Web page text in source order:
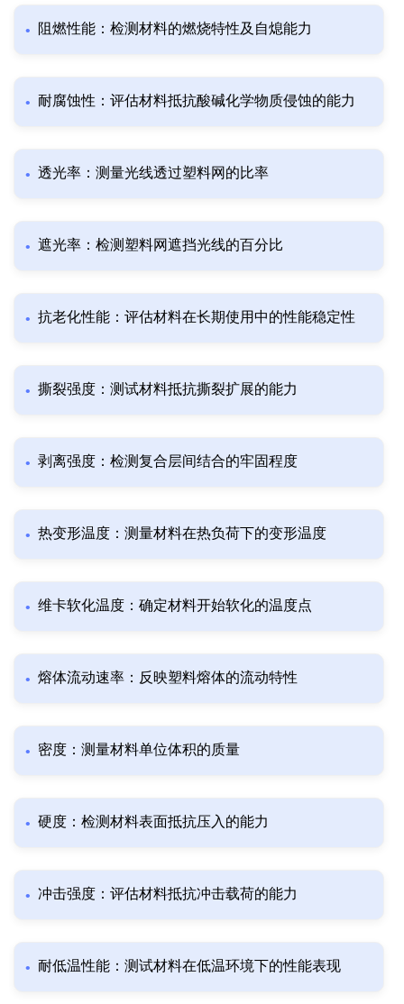
阻燃性能：检测材料的燃烧特性及自熄能力
耐腐蚀性：评估材料抵抗酸碱化学物质侵蚀的能力
透光率：测量光线透过塑料网的比率
遮光率：检测塑料网遮挡光线的百分比
抗老化性能：评估材料在长期使用中的性能稳定性
撕裂强度：测试材料抵抗撕裂扩展的能力
剥离强度：检测复合层间结合的牢固程度
热变形温度：测量材料在热负荷下的变形温度
维卡软化温度：确定材料开始软化的温度点
熔体流动速率：反映塑料熔体的流动特性
密度：测量材料单位体积的质量
硬度：检测材料表面抵抗压入的能力
冲击强度：评估材料抵抗冲击载荷的能力
耐低温性能：测试材料在低温环境下的性能表现